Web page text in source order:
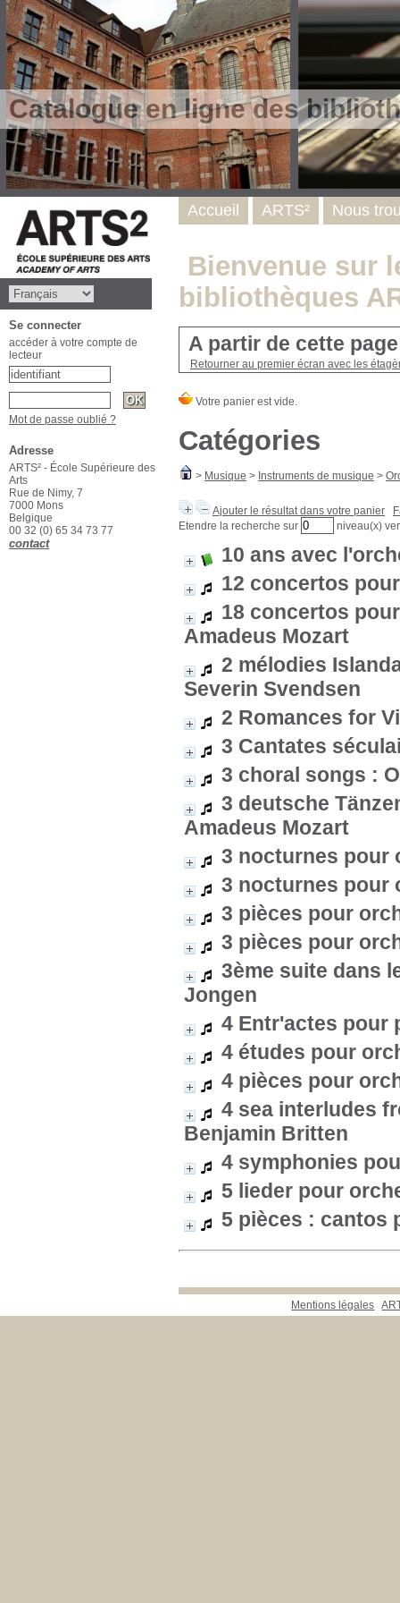
Catalogue en ligne des
Bienvenue sur
bibliothèques
A partir de cette
Retourner au premier écran avec les
Catégories
> Musique > Instruments de musique >
Ajouter le résultat dans votre panier
Etendre la recherche sur
niveau(x)
10 ans avec
12 concertos
18 concertos
Amadeus Mozart
2 mélodies
Severin Svendsen
2 Romances for
3 Cantates
3 choral songs :
3 deutsche
Amadeus Mozart
3 nocturnes pour
3 nocturnes pour
3 pièces pour
3 pièces pour
3ème suite dans
Jongen
4 Entr'actes pour
4 études pour
4 pièces pour
4 sea interludes
Benjamin Britten
4 symphonies
5 lieder pour
5 pièces : cantos
Mentions légales
Accueil ARTS² Nous
Se connecter
accéder à votre compte de
lecteur
Mot de passe oublié ?
Adresse
ARTS² - École Supérieure des
Arts
Rue de Nimy, 7
7000 Mons
Belgique
00 32 (0) 65 34 73 77
contact